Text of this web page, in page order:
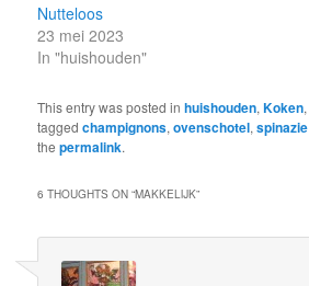
Nutteloos
23 mei 2023
In "huishouden"
This entry was posted inhuishouden,Koken,
taggedchampignons,ovenschotel,spinazie
thepermalink.
6 THOUGHTS ON “MAKKELIJK”